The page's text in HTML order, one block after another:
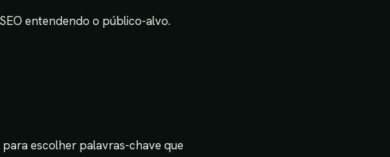
entendendo o público-alvo.
escolher palavras-chave que